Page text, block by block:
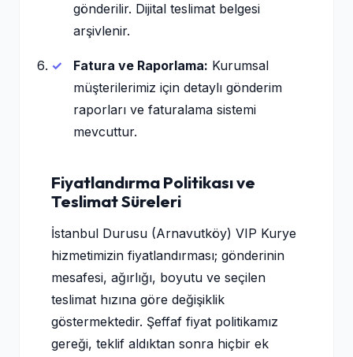
gönderilir. Dijital teslimat belgesi
arşivlenir.
Fatura ve Raporlama: Kurumsal
müşterilerimiz için detaylı gönderim
raporları ve faturalama sistemi
mevcuttur.
Fiyatlandırma Politikası ve
Teslimat Süreleri
İstanbul Durusu (Arnavutköy) VIP Kurye
hizmetimizin fiyatlandırması; gönderinin
mesafesi, ağırlığı, boyutu ve seçilen
teslimat hızına göre değişiklik
göstermektedir. Şeffaf fiyat politikamız
gereği, teklif aldıktan sonra hiçbir ek